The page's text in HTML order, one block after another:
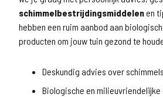
schimmelbestrijdingsmiddelenen
hebben een ruim aanbod aan
producten om jouw tuin gezond te
Deskundig advies over
Biologische en milieuvriendelijke